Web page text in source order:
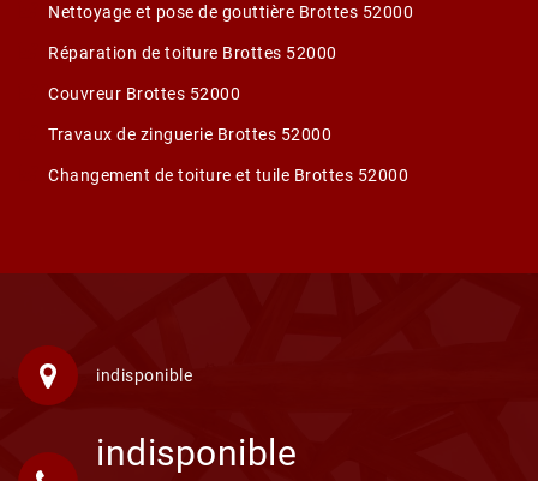
Nettoyage et pose de gouttière Brottes 52000
Réparation de toiture Brottes 52000
Couvreur Brottes 52000
Travaux de zinguerie Brottes 52000
Changement de toiture et tuile Brottes 52000
indisponible
indisponible